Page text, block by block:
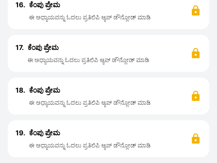
16. ಕೆಂಪು ಪ್ರೇಮ
ಈ ಅಧ್ಯಾಯವನ್ನು ಓದಲು ಪ್ರತಿಲಿಪಿ ಆ್ಯಪ್ ಡೌನ್ಲೋಡ್ ಮಾಡಿ
17. ಕೆಂಪು ಪ್ರೇಮ
ಈ ಅಧ್ಯಾಯವನ್ನು ಓದಲು ಪ್ರತಿಲಿಪಿ ಆ್ಯಪ್ ಡೌನ್ಲೋಡ್ ಮಾಡಿ
18. ಕೆಂಪು ಪ್ರೇಮ
ಈ ಅಧ್ಯಾಯವನ್ನು ಓದಲು ಪ್ರತಿಲಿಪಿ ಆ್ಯಪ್ ಡೌನ್ಲೋಡ್ ಮಾಡಿ
19. ಕೆಂಪು ಪ್ರೇಮ
ಈ ಅಧ್ಯಾಯವನ್ನು ಓದಲು ಪ್ರತಿಲಿಪಿ ಆ್ಯಪ್ ಡೌನ್ಲೋಡ್ ಮಾಡಿ